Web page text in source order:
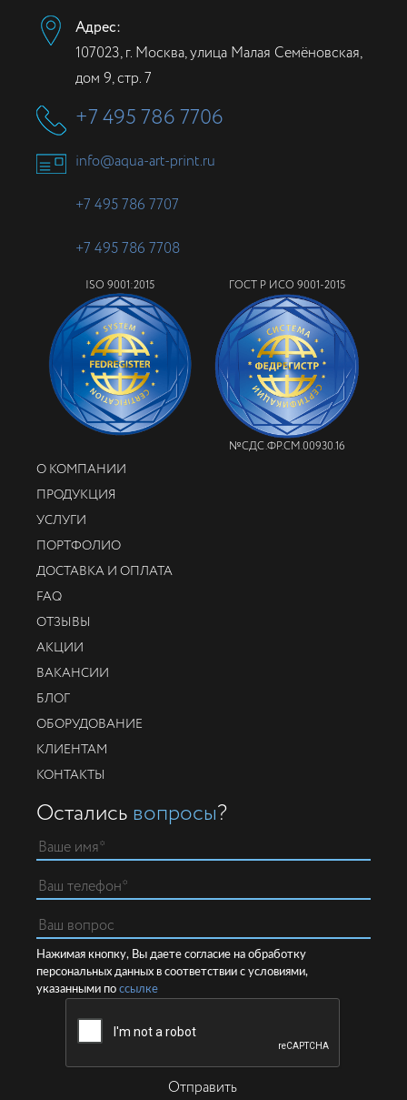
Адрес:
107023, г. Москва, улица Малая Семёновская,
дом 9, стр. 7
+7 495 786 7706
info@aqua-art-print.ru
+7 495 786 7707
+7 495 786 7708
ISO 9001:2015 ГОСТ Р ИСО 9001-2015
№СДС.ФР.СМ.00930.16
О КОМПАНИИ
ПРОДУКЦИЯ
УСЛУГИ
ПОРТФОЛИО
ДОСТАВКА И ОПЛАТА
FAQ
ОТЗЫВЫ
АКЦИИ
ВАКАНСИИ
БЛОГ
ОБОРУДОВАНИЕ
КЛИЕНТАМ
КОНТАКТЫ
Остались вопросы?
Нажимая кнопку, Вы даете согласие на обработку
персональных данных в соответствии с условиями,
указанными по ссылке